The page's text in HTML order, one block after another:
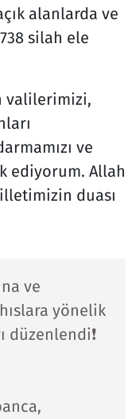
alanlarda ve
silah ele
valilerimizi,
ve
ediyorum. Allah
duası
ve
yönelik
düzenlendi❗️